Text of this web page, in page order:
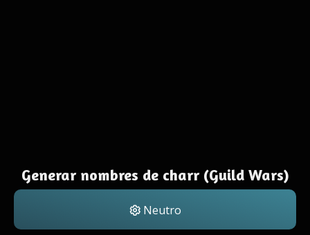
Generar nombres de charr (Guild Wars)
Neutro